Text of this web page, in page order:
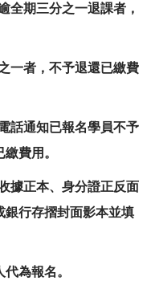
全期三分之一退課者，
一者，不予退還已繳費
話通知已報名學員不予
費用。
據正本、身分證正反面
銀行存摺封面影本並填
為報名。